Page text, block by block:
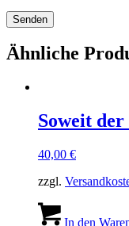
Ähnliche
Soweit
40,00 €
zzgl.
In den